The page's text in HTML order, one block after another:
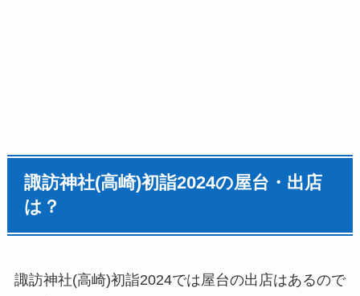
諏訪神社(高崎)初詣2024の屋台・出店
は？
諏訪神社(高崎)初詣2024では屋台の出店はあるので